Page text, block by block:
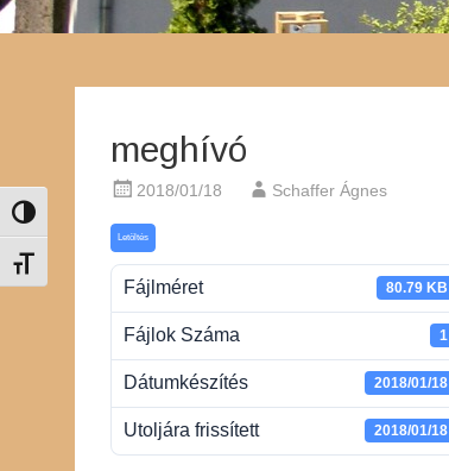
Nagy kontraszt váltása
Betűméret váltása
meghívó
2018/01/18 Schaffer Ágnes
Letöltés
Fájlméret 80.79 KB
Fájlok Száma 1
Dátumkészítés 2018/01/18
Utoljára frissített 2018/01/18